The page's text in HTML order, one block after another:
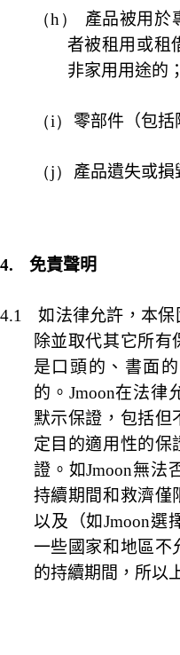
（h）
產品被用於
者被租用或租
非家用用途的；
（i） 零部件（包
（j） 產品遺失或損
4. 免責聲明
4.1
如法律允許，本
除並取代其它所
是口頭的、書面
的。 Jmoon在法律
默示保證，包括但
定目的適用性的保
證。如Jmoon無法
持續期間和救濟僅
以及（如Jmoon選
一些國家和地區不
的持續期間，所以